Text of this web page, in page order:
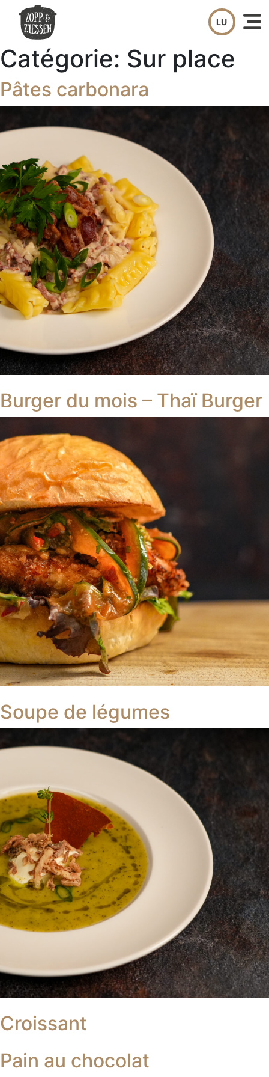
content
Catégorie: Sur place
Pâtes carbonara
Burger du mois – Thaï Burger
Soupe de légumes
Croissant
Pain au chocolat